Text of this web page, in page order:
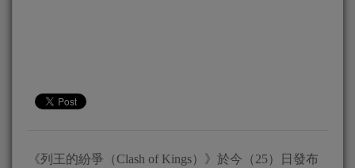
《列王的紛爭（Clash of Kings）》於今（25）日發布